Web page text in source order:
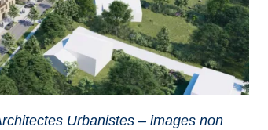
Urbanistes – images non